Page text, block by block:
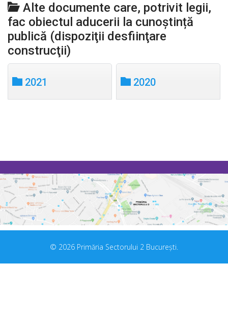
Alte documente care, potrivit legii,
fac obiectul aducerii la cunoștință
publică (dispoziţii desfiinţare
construcţii)
2021 2020
© 2026 Primăria Sectorului 2 București.